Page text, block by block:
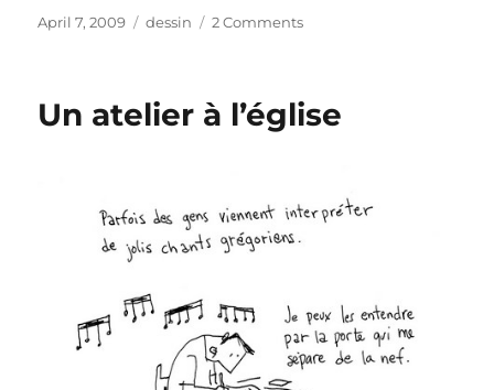
Posted
April 7, 2009 Categories
dessin 2 Commentson
autres
Un atelier à l’église